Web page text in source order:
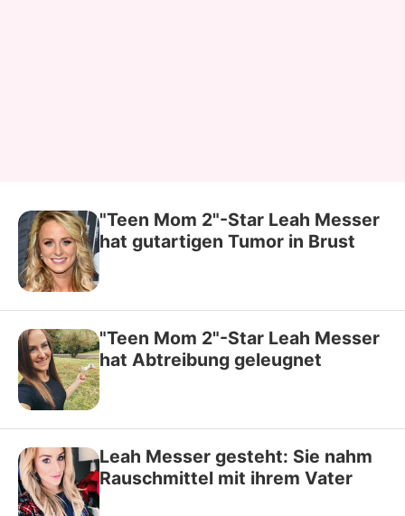
"Teen Mom 2"-Star Leah Messer
hat gutartigen Tumor in Brust
"Teen Mom 2"-Star Leah Messer
hat Abtreibung geleugnet
Leah Messer gesteht: Sie nahm
Rauschmittel mit ihrem Vater